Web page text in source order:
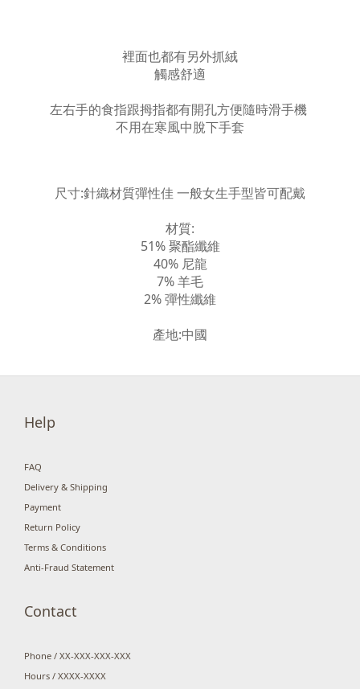
裡面也都有另外抓絨
觸感舒適
左右手的食指跟拇指都有開孔方便隨時滑手機
不用在寒風中脫下手套
尺寸:針織材質彈性佳 一般女生手型皆可配戴
材質:
51% 聚酯纖維
40% 尼龍
7% 羊毛
2% 彈性纖維
產地:中國
Help
FAQ
Delivery & Shipping
Payment
Return Policy
Terms & Conditions
Anti-Fraud Statement
Contact
Phone / XX-XXX-XXX-XXX
Hours / XXXX-XXXX